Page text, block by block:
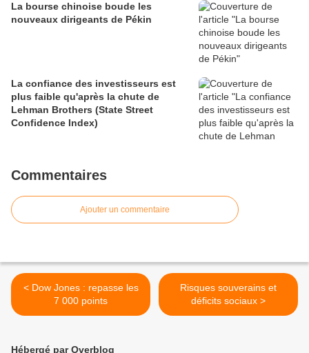
La bourse chinoise boude les
nouveaux dirigeants de Pékin
La confiance des investisseurs est
plus faible qu'après la chute de
Lehman Brothers (State Street
Confidence Index)
Commentaires
Ajouter un commentaire
< Dow Jones : repasse les
7 000 points
Risques souverains et
déficits sociaux >
Hébergé par Overblog